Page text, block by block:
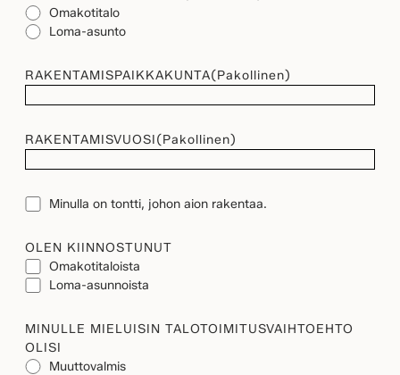
Omakotitalo
Loma-asunto
RAKENTAMISPAIKKAKUNTA(Pakollinen)
RAKENTAMISVUOSI(Pakollinen)
TONTTIMinulla on tontti, johon aion rakentaa.
OLEN KIINNOSTUNUT
Omakotitaloista
Loma-asunnoista
MINULLE MIELUISIN TALOTOIMITUSVAIHTOEHTO
OLISI
Muuttovalmis